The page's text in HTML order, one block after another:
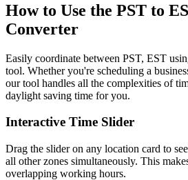
How to Use the PST to
Converter
Easily coordinate between PST, EST
tool. Whether you're scheduling a
our tool handles all the complexities of
daylight saving time for you.
Interactive Time Slider
Drag the slider on any location card to
all other zones simultaneously. This
overlapping working hours.